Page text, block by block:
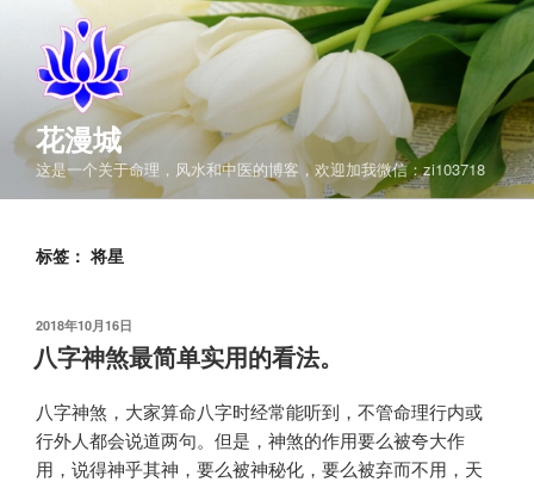
花漫城
这是一个关于命理，风水和中医的博客，欢迎加我微信：zi103718
标签： 将星
发
布
于
2018年10月16日
八字神煞最简单实用的看法。
八字神煞，大家算命八字时经常能听到，不管命理行内或
行外人都会说道两句。但是，神煞的作用要么被夸大作
用，说得神乎其神，要么被神秘化，要么被弃而不用，天